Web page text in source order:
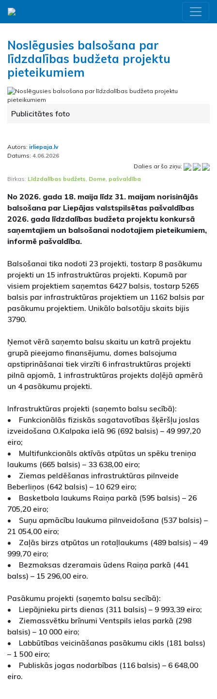
Noslēgusies balsošana par
līdzdalības budžeta projektu
pieteikumiem
Publicitātes foto
Autors: irliepaja.lv
Datums: 4.06.2026
Dalies ar šo ziņu:
Birkas: Līdzdalības budžets, Dome, pašvaldība
No 2026. gada 18. maija līdz 31. maijam norisinājās
balsošana par Liepājas valstspilsētas pašvaldības
2026. gada līdzdalības budžeta projektu konkursā
saņemtajiem un balsošanai nodotajiem pieteikumiem,
informē pašvaldība.
Balsošanai tika nodoti 23 projekti, tostarp 8 pasākumu
projekti un 15 infrastruktūras projekti. Kopumā par
visiem projektiem saņemtas 6427 balsis, tostarp 5265
balsis par infrastruktūras projektiem un 1162 balsis par
pasākumu projektiem. Unikālo balsotāju skaits bijis
3790.
Ņemot vērā saņemto balsu skaitu un katrā projektu
grupā pieejamo finansējumu, domes balsojuma
apstiprināšanai tiek virzīti 6 infrastruktūras projekti
pilnā apjomā, 1 infrastruktūras projekts daļējā apmērā
un 4 pasākumu projekti.
Infrastruktūras projekti (saņemto balsu secībā):
• Funkcionālās fiziskās sagatavotības šķēršļu joslas
izveidošana O.Kalpaka ielā 96 (692 balsis) – 49 997,20
eiro;
• Multifunkcionāls aktīvās atpūtas un spēku treniņa
laukums (665 balsis) – 33 638,00 eiro;
• Ziemas peldēšanas infrastruktūras pilnveide
Beberliņos (642 balsis) – 10 629 eiro;
• Basketbola laukums Raiņa parkā (595 balsis) – 26
705,20 eiro;
• Suņu apmācību laukuma pilnveidošana (537 balsis) –
21 054,00 eiro;
• Zaļās birzs atpūtas un rotaļlaukums (489 balsis) – 49
999,70 eiro;
• Bezmaksas dzeramais ūdens Raiņa parkā (441
balss) – 15 296,00 eiro.
Pasākumu projekti (saņemto balsu secībā):
• Liepājnieku pirts dienas (311 balsis) – 9 993,39 eiro;
• Ziemassvētku brīnumi Ventspils ielas parkā (298
balsis) – 10 000 eiro;
• Labbūtības veicināšanas pasākumu cikls (181 balss)
– 1 500 eiro;
• Publiskās jogas nodarbības (116 balsis) – 6 648,00
eiro.